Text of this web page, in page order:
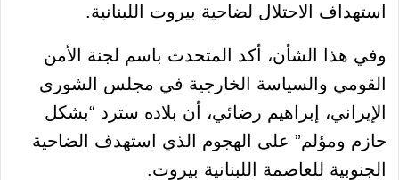
استهداف الاحتلال لضاحية بيروت اللبنانية.
وفي هذا الشأن، أكد المتحدث باسم لجنة الأمن
القومي والسياسة الخارجية في مجلس الشورى
الإيراني، إبراهيم رضائي، أن بلاده سترد “بشكل
حازم ومؤلم” على الهجوم الذي استهدف الضاحية
الجنوبية للعاصمة اللبنانية بيروت.